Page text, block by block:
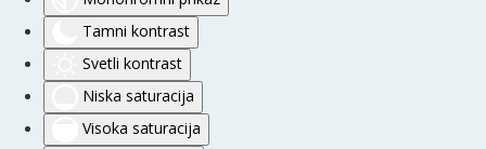
Tamni kontrast
Svetli kontrast
Niska saturacija
Visoka saturacija